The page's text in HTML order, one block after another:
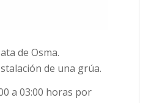
de Osma.
de una grúa.
a 03:00 horas por